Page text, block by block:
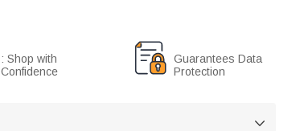
: Shop with
Confidence
Guarantees Data
Protection
